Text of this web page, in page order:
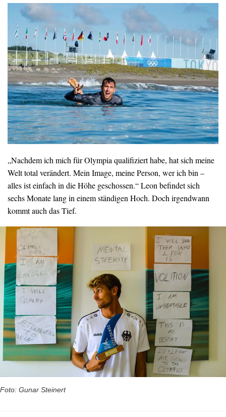
„Nachdem ich mich für Olympia qualifiziert habe, hat sich meine
Welt total verändert. Mein Image, meine Person, wer ich bin –
alles ist einfach in die Höhe geschossen.“ Leon befindet sich
sechs Monate lang in einem ständigen Hoch. Doch irgendwann
kommt auch das Tief.
Foto: Gunar Steinert